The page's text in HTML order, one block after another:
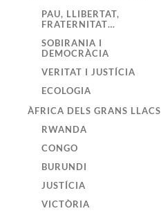
PAU, LLIBERTAT,
FRATERNITAT…
SOBIRANIA I
DEMOCRÀCIA
VERITAT I JUSTÍCIA
ECOLOGIA
ÀFRICA DELS GRANS LLACS
RWANDA
CONGO
BURUNDI
JUSTÍCIA
VICTÒRIA